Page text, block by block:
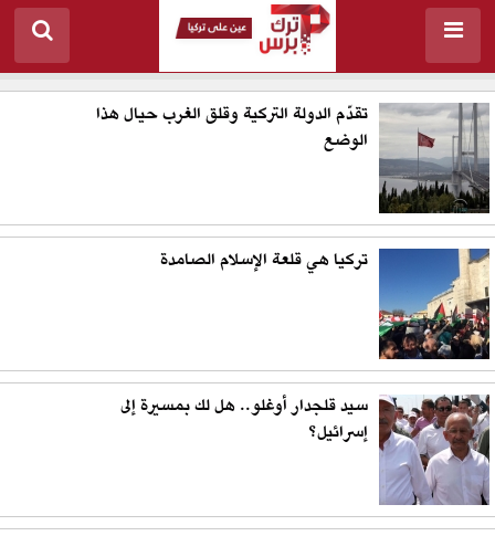
تقدّم الدولة التركية وقلق الغرب حيال هذا
الوضع
تركيا هي قلعة الإسلام الصامدة
سيد قلجدار أوغلو.. هل لك بمسيرة إلى
إسرائيل؟